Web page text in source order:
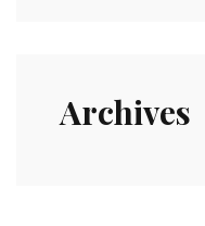
Archives